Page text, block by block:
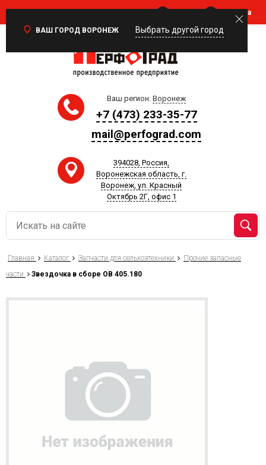
Корзина
ВАШ ГОРОД ВОРОНЕЖ Выбрать другой город
Ваш регион: Воронеж
+7 (473) 233-35-77
mail@perfograd.com
394028, Россия,
Воронежская область, г.
Воронеж, ул. Красный
Октябрь 2Г, офис 1
Главная Каталог Запчасти для сельхозтехники
Прочие запасные
части
Звездочка в сборе ОВ 405.180